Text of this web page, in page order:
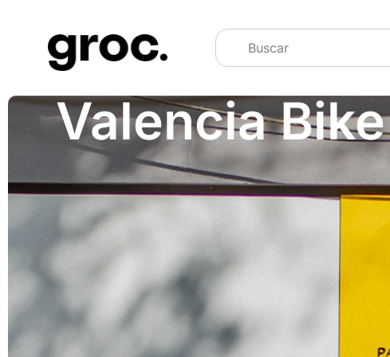
Valencia